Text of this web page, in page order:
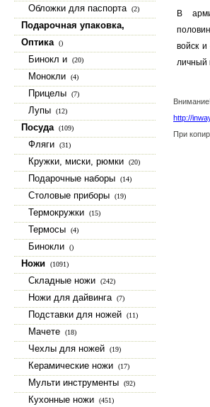
Обложки для паспорта (2)
Подарочная упаковка,
коробки, шкатулки
Оптика ()
Бинокл и (20)
Монокли (4)
Прицелы (7)
Лупы (12)
Посуда (109)
Фляги (31)
Кружки, миски, рюмки (20)
Подарочные наборы (14)
Столовые приборы (19)
Термокружки (15)
Термосы (4)
Бинокли ()
Ножи (1091)
Складные ножи (242)
Ножи для дайвинга (7)
Подставки для ножей (11)
Мачете (18)
Чехлы для ножей (19)
Керамические ножи (17)
Мульти инструменты (92)
Кухонные ножи (451)
В
войск
личный
http://
При